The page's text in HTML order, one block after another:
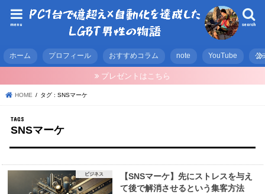
search
menu
ホーム プロフィール おすすめコラム note YouTube 公
プレゼントはこちら
HOME タグ : SNSマーケ
SNSマーケ
ビジネス
【SNSマーケ】先にストレスを与え
て後で解消させるという集客方法